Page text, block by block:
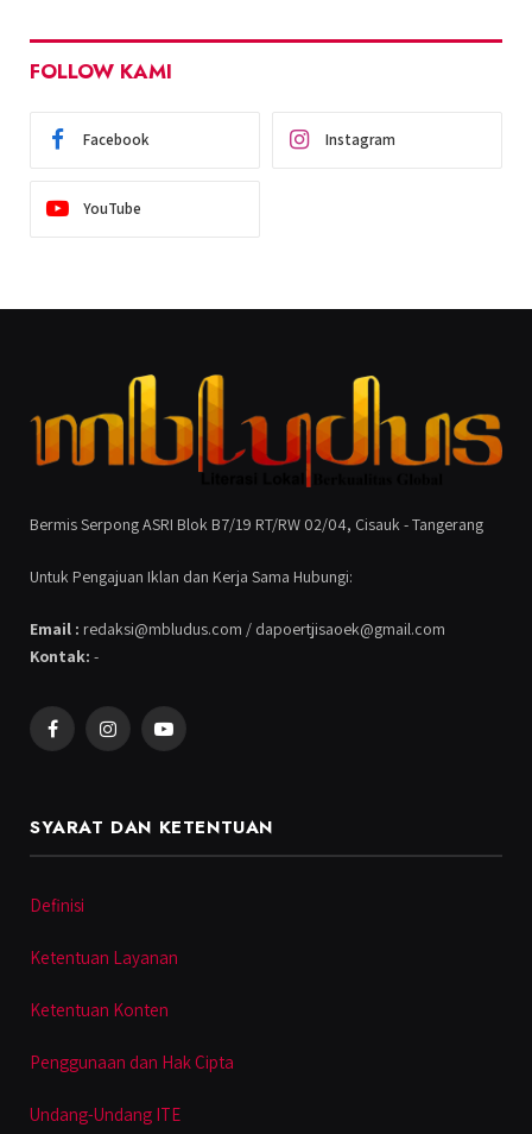
FOLLOW KAMI
Facebook Instagram
YouTube
Bermis Serpong ASRI Blok B7/19 RT/RW 02/04, Cisauk - Tangerang
Untuk Pengajuan Iklan dan Kerja Sama Hubungi:
Email : redaksi@mbludus.com / dapoertjisaoek@gmail.com
Kontak: -
FacebookInstagramYouTube
SYARAT DAN KETENTUAN
Definisi
Ketentuan Layanan
Ketentuan Konten
Penggunaan dan Hak Cipta
Undang-Undang ITE